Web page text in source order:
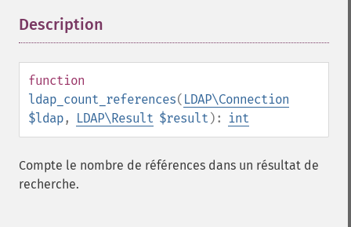
Description
function
ldap_count_references( LDAP\Connection
$ldap, LDAP\Result $result ): int
Compte le nombre de références dans un résultat de
recherche.